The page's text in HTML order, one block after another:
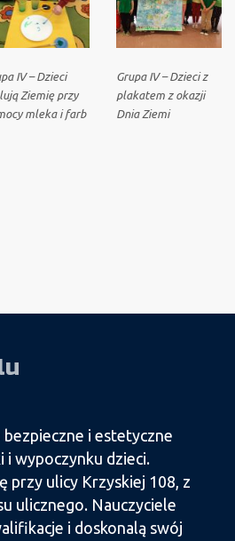
IV – Dzieci
Ziemię przy
mleka i farb
Grupa IV – Dzieci z
plakatem z okazji
Dnia Ziemi
i estetyczne
i wypoczynku dzieci.
przy ulicy Krzyskiej 108, z
ulicznego. Nauczyciele
i doskonalą swój